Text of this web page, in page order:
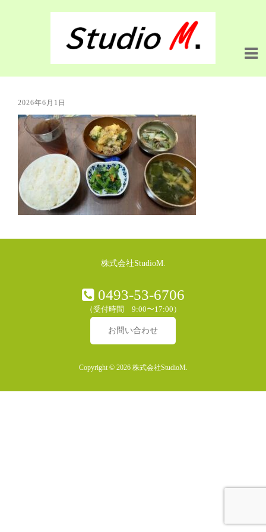
2026年6月1日
株式会社StudioM.
0493-53-6706
（受付時間 9:00〜17:00）
お問い合わせ
Copyright © 2026 株式会社StudioM.